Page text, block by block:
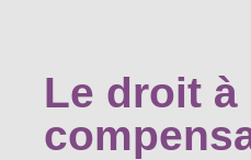
Le droit à